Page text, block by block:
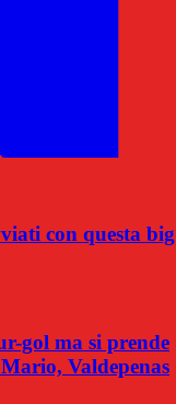
con questa big
gol ma si prende
Valdepenas